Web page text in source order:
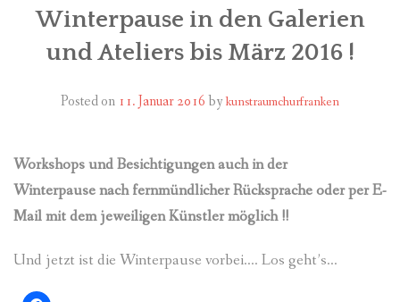
VEREIN
KUNSTRAUM
FÜR MITGLIEDER
IMPRESSUM
Winterpause in den Galerien
und Ateliers bis März 2016 !
Posted on 11. Januar 2016bykunstraumchurfranken
Workshops und Besichtigungen auch in der
Winterpause nach fernmündlicher Rücksprache oder per E-
Mail mit dem jeweiligen Künstler möglich !!
Und jetzt ist die Winterpause vorbei…. Los geht’s…